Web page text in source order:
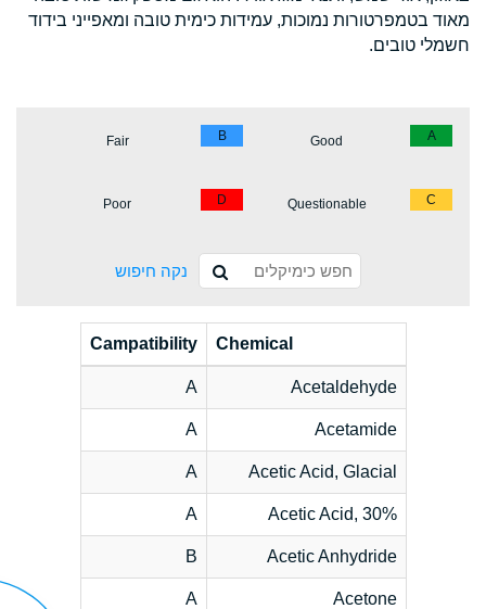
מאוד בטמפרטורות נמוכות, עמידות כימית טובה ומאפייני בידוד
חשמלי טובים.
A
Good
B
Fair
C
Questionable
D
Poor
נקה חיפוש
Chemical
Campatibility
Acetaldehyde
A
Acetamide
A
Acetic Acid, Glacial
A
Acetic Acid, 30%
A
Acetic Anhydride
B
Acetone
A